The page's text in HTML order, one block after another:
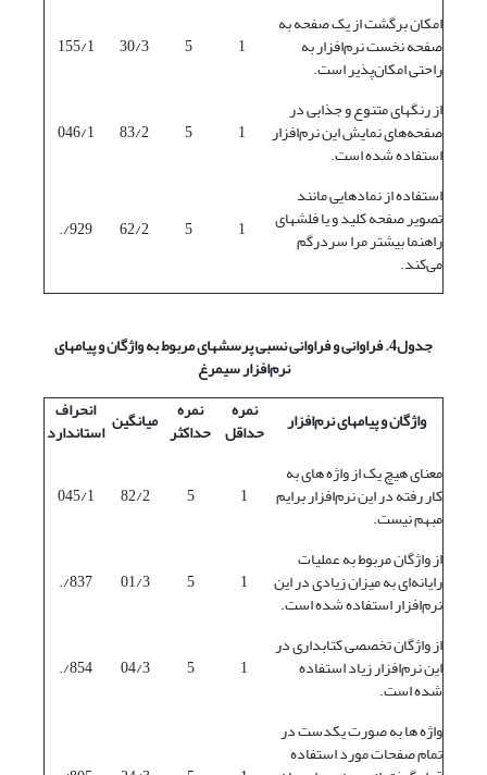
امکان برگشت از یک صفحه به
صفحه نخست نرم‌افزار به
راحتی امکان‌پذیر است.
1
5
30/3
155/1
از رنگهای متنوع و جذابی در
صفحه‌های نمایش این نرم‌افزار
استفاده شده است.
1
5
83/2
046/1
استفاده از نمادهایی مانند
تصویر صفحه کلید و یا فلشهای
راهنما بیشتر مرا سردرگم
می‌کند.
1
5
62/2
929/.
جدول4. فراوانی و فراوانی نسبی پرسشهای مربوط به واژگان و پیامهای
نرم‌افزار سیمرغ
واژگان و پیامهای نرم‌افزار
نمره
حداقل
نمره
حداکثر میانگین انحراف
استاندارد
معنای هیچ یک از واژه های به
کار رفته در این نرم‌افزار برایم
مبهم نیست.
1
5
82/2
045/1
از واژگان مربوط به عملیات
رایانه‌ای به میزان زیادی در این
نرم‌افزار استفاده شده است.
1
5
01/3
837/.
از واژگان تخصصی کتابداری در
این نرم‌افزار زیاد استفاده
شده است.
1
5
04/3
854/.
واژه ها به صورت یکدست در
تمام صفحات مورد استفاده